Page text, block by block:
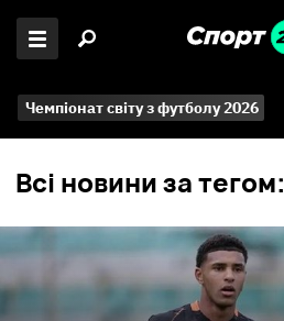
Чемпіонат світу з футболу 2026
Всі новини за тегом: